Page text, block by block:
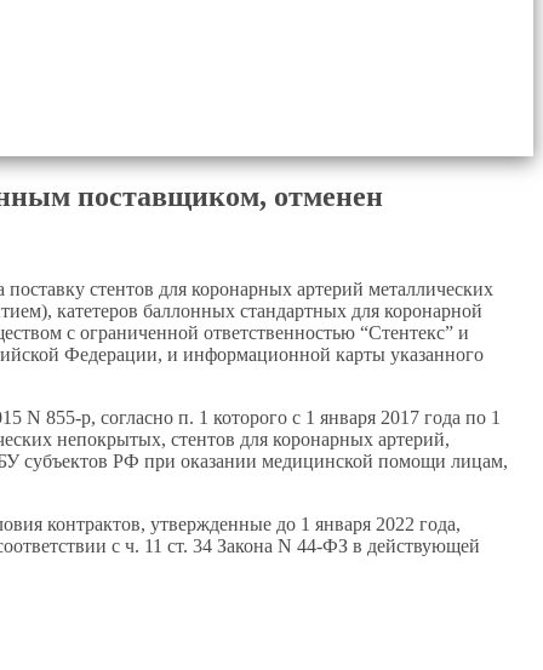
поставщиком, отменен
стентов для коронарных артерий металлических
катетеров баллонных стандартных для коронарной
с ограниченной ответственностью “Стентекс” и
Федерации, и информационной карты указанного
855-р, согласно п. 1 которого с 1 января 2017 года по 1
непокрытых, стентов для коронарных артерий,
субъектов РФ при оказании медицинской помощи лицам,
контрактов, утвержденные до 1 января 2022 года,
с ч. 11 ст. 34 Закона N 44-ФЗ в действующей